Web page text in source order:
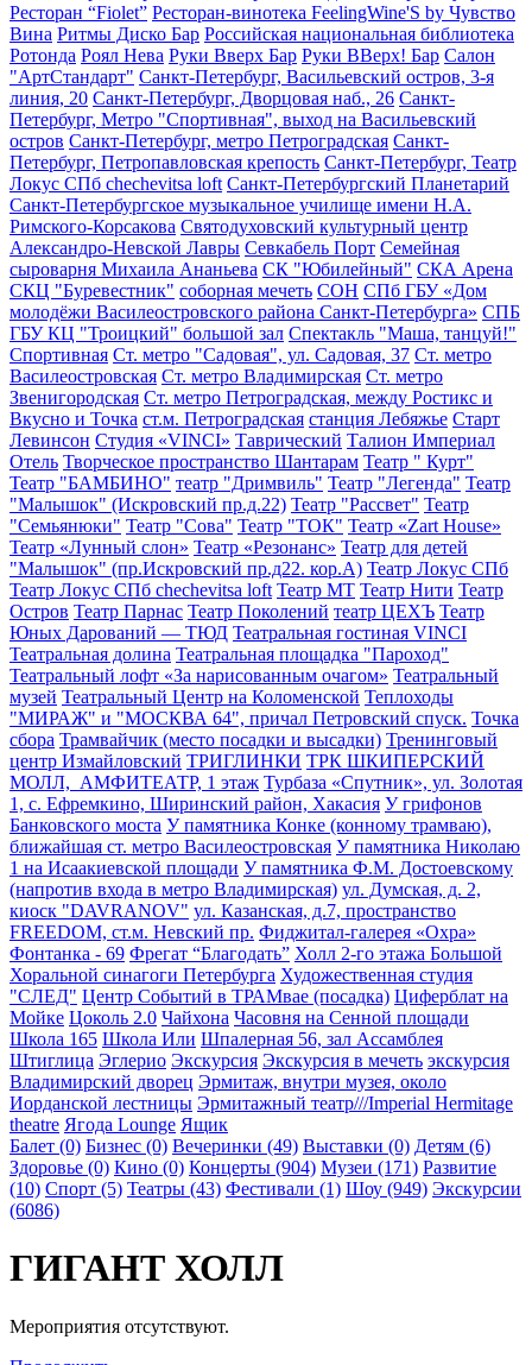
Ресторан “Fiolet” Ресторан-винотека FeelingWine'S by Чувство
Вина Ритмы Диско Бар Российская национальная библиотека
Ротонда Роял Нева Руки Вверх Бар Руки ВВерх! Бар Салон
"АртСтандарт" Санкт-Петербург, Васильевский остров, 3-я
линия, 20 Санкт-Петербург, Дворцовая наб., 26 Санкт-
Петербург, Метро "Спортивная", выход на Васильевский
остров Санкт-Петербург, метро Петроградская Санкт-
Петербург, Петропавловская крепость Санкт-Петербург, Театр
Локус СПб chechevitsa loft Санкт-Петербургский Планетарий
Санкт-Петербургское музыкальное училище имени Н.А.
Римского-Корсакова Святодуховский культурный центр
Александро-Невской Лавры Севкабель Порт Семейная
сыроварня Михаила Ананьева СК "Юбилейный" СКА Арена
СКЦ "Буревестник" соборная мечеть СОН СПб ГБУ «Дом
молодёжи Василеостровского района Санкт-Петербурга» СПБ
ГБУ КЦ "Троицкий" большой зал Спектакль "Маша, танцуй!"
Спортивная Ст. метро "Садовая", ул. Садовая, 37 Ст. метро
Василеостровская Ст. метро Владимирская Ст. метро
Звенигородская Ст. метро Петроградская, между Ростикс и
Вкусно и Точка ст.м. Петроградская станция Лебяжье Старт
Левинсон Студия «VINCI» Таврический Талион Империал
Отель Творческое пространство Шантарам Театр " Курт"
Театр "БАМБИНО" театр "Дримвиль" Театр "Легенда" Театр
"Малышок" (Искровский пр.д.22) Театр "Рассвет" Театр
"Семьянюки" Театр "Сова" Театр "ТОК" Театр «Zart House»
Театр «Лунный слон» Театр «Резонанс» Театр для детей
"Малышок" (пр.Искровский пр.д22. кор.А) Театр Локус СПб
Театр Локус СПб chechevitsa loft Театр МТ Театр Нити Театр
Остров Театр Парнас Театр Поколений театр ЦЕХЪ Театр
Юных Дарований — ТЮД Театральная гостиная VINCI
Театральная долина Театральная площадка "Пароход"
Театральный лофт «За нарисованным очагом» Театральный
музей Театральный Центр на Коломенской Теплоходы
"МИРАЖ" и "МОСКВА 64", причал Петровский спуск. Точка
сбора Трамвайчик (место посадки и высадки) Тренинговый
центр Измайловский ТРИГЛИНКИ ТРК ШКИПЕРСКИЙ
МОЛЛ, АМФИТЕАТР, 1 этаж Турбаза «Спутник», ул. Золотая
1, с. Ефремкино, Ширинский район, Хакасия У грифонов
Банковского моста У памятника Конке (конному трамваю),
ближайшая ст. метро Василеостровская У памятника Николаю
1 на Исаакиевской площади У памятника Ф.М. Достоевскому
(напротив входа в метро Владимирская) ул. Думская, д. 2,
киоск "DAVRANOV" ул. Казанская, д.7, пространство
FREEDOM, ст.м. Невский пр. Фиджитал-галерея «Охра»
Фонтанка - 69 Фрегат “Благодать” Холл 2-го этажа Большой
Хоральной синагоги Петербурга Художественная студия
"СЛЕД" Центр Событий в ТРАМвае (посадка) Циферблат на
Мойке Цоколь 2.0 Чайхона Часовня на Сенной площади
Школа 165 Школа Или Шпалерная 56, зал Ассамблея
Штиглица Эглерио Экскурсия Экскурсия в мечеть экскурсия
Владимирский дворец Эрмитаж, внутри музея, около
Иорданской лестницы Эрмитажный театр///Imperial Hermitage
theatre Ягода Lounge Ящик
Балет (0) Бизнес (0) Вечеринки (49) Выставки (0) Детям (6)
Здоровье (0) Кино (0) Концерты (904) Музеи (171) Развитие
(10) Спорт (5) Театры (43) Фестивали (1) Шоу (949) Экскурсии
(6086)
ГИГАНТ ХОЛЛ
Мероприятия отсутствуют.